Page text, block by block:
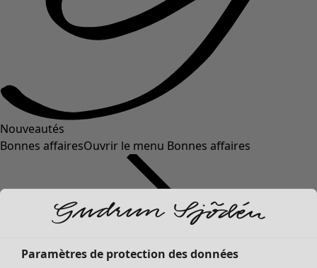
Nouveautés
Bonnes affairesOuvrir le menu Bonnes affaires
Paramètres de protection des données